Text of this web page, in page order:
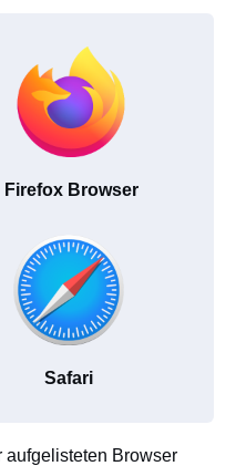
Firefox Browser
Safari
aufgelisteten Browser